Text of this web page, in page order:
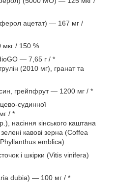
ацетат) — 167 мг /
мкг / 150 %
— 7,65 г / *
(2010 мг), гранат та
грейпфрут — 1200 мг / *
судинної
/ *
насіння кінського каштана
кавові зерна (Coffea
emblica)
і шкірки (Vitis vinifera)
dubia) — 100 мг / *